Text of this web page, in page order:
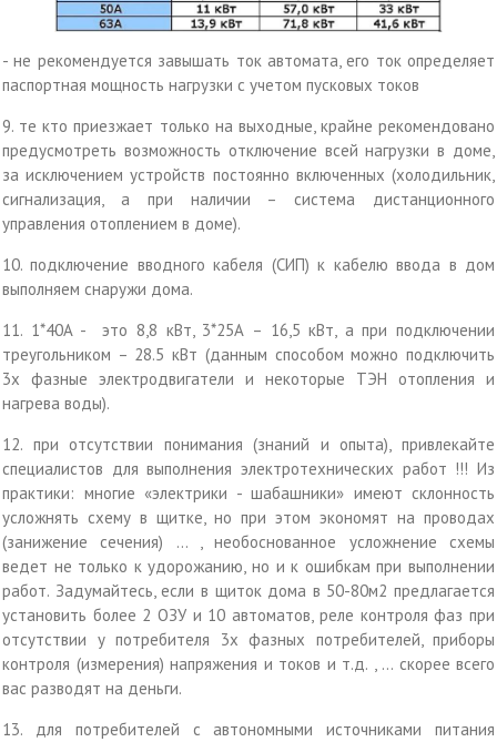
- не рекомендуется завышать ток автомата, его ток определяет
паспортная мощность нагрузки с учетом пусковых токов
9. те кто приезжает только на выходные, крайне рекомендовано
предусмотреть возможность отключение всей нагрузки в доме,
за исключением устройств постоянно включенных (холодильник,
сигнализация, а при наличии – система дистанционного
управления отоплением в доме).
10. подключение вводного кабеля (СИП) к кабелю ввода в дом
выполняем снаружи дома.
11. 1*40А - это 8,8 кВт, 3*25А – 16,5 кВт, а при подключении
треугольником – 28.5 кВт (данным способом можно подключить
3х фазные электродвигатели и некоторые ТЭН отопления и
нагрева воды).
12. при отсутствии понимания (знаний и опыта), привлекайте
специалистов для выполнения электротехнических работ !!! Из
практики: многие «электрики - шабашники» имеют склонность
усложнять схему в щитке, но при этом экономят на проводах
(занижение сечения) … , необоснованное усложнение схемы
ведет не только к удорожанию, но и к ошибкам при выполнении
работ. Задумайтесь, если в щиток дома в 50-80м2 предлагается
установить более 2 ОЗУ и 10 автоматов, реле контроля фаз при
отсутствии у потребителя 3х фазных потребителей, приборы
контроля (измерения) напряжения и токов и т.д. , … скорее всего
вас разводят на деньги.
13. для потребителей с автономными источниками питания